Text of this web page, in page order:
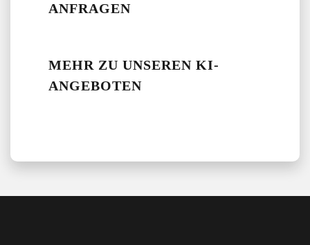
ANFRAGEN
MEHR ZU UNSEREN KI-
ANGEBOTEN